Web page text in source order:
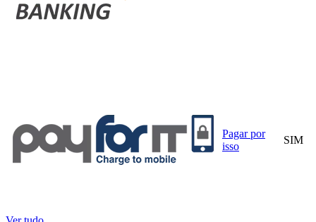
Pagar por
isso
SIM